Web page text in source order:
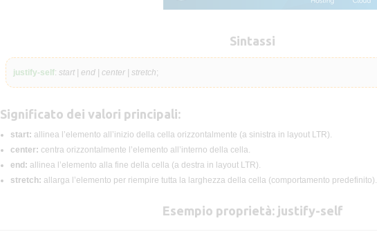
Sintassi
justify-self: start | end | center | stretch;
Significato dei valori principali:
start: allinea l’elemento all’inizio della cella orizzontalmente (a sinistra in layout LTR).
center: centra orizzontalmente l’elemento all’interno della cella.
end: allinea l’elemento alla fine della cella (a destra in layout LTR).
stretch: allarga l’elemento per riempire tutta la larghezza della cella (comportamento predefinito).
Esempio proprietà: justify-self